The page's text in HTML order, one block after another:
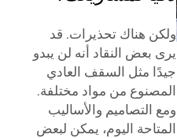
ولكن هناك تحذيرات. قد
يرى بعض النقاد أنه لن يبدو
جيدًا مثل السقف العادي
المصنوع من مواد مختلفة.
ومع التصاميم والأساليب
المتاحة اليوم، يمكن لبعض